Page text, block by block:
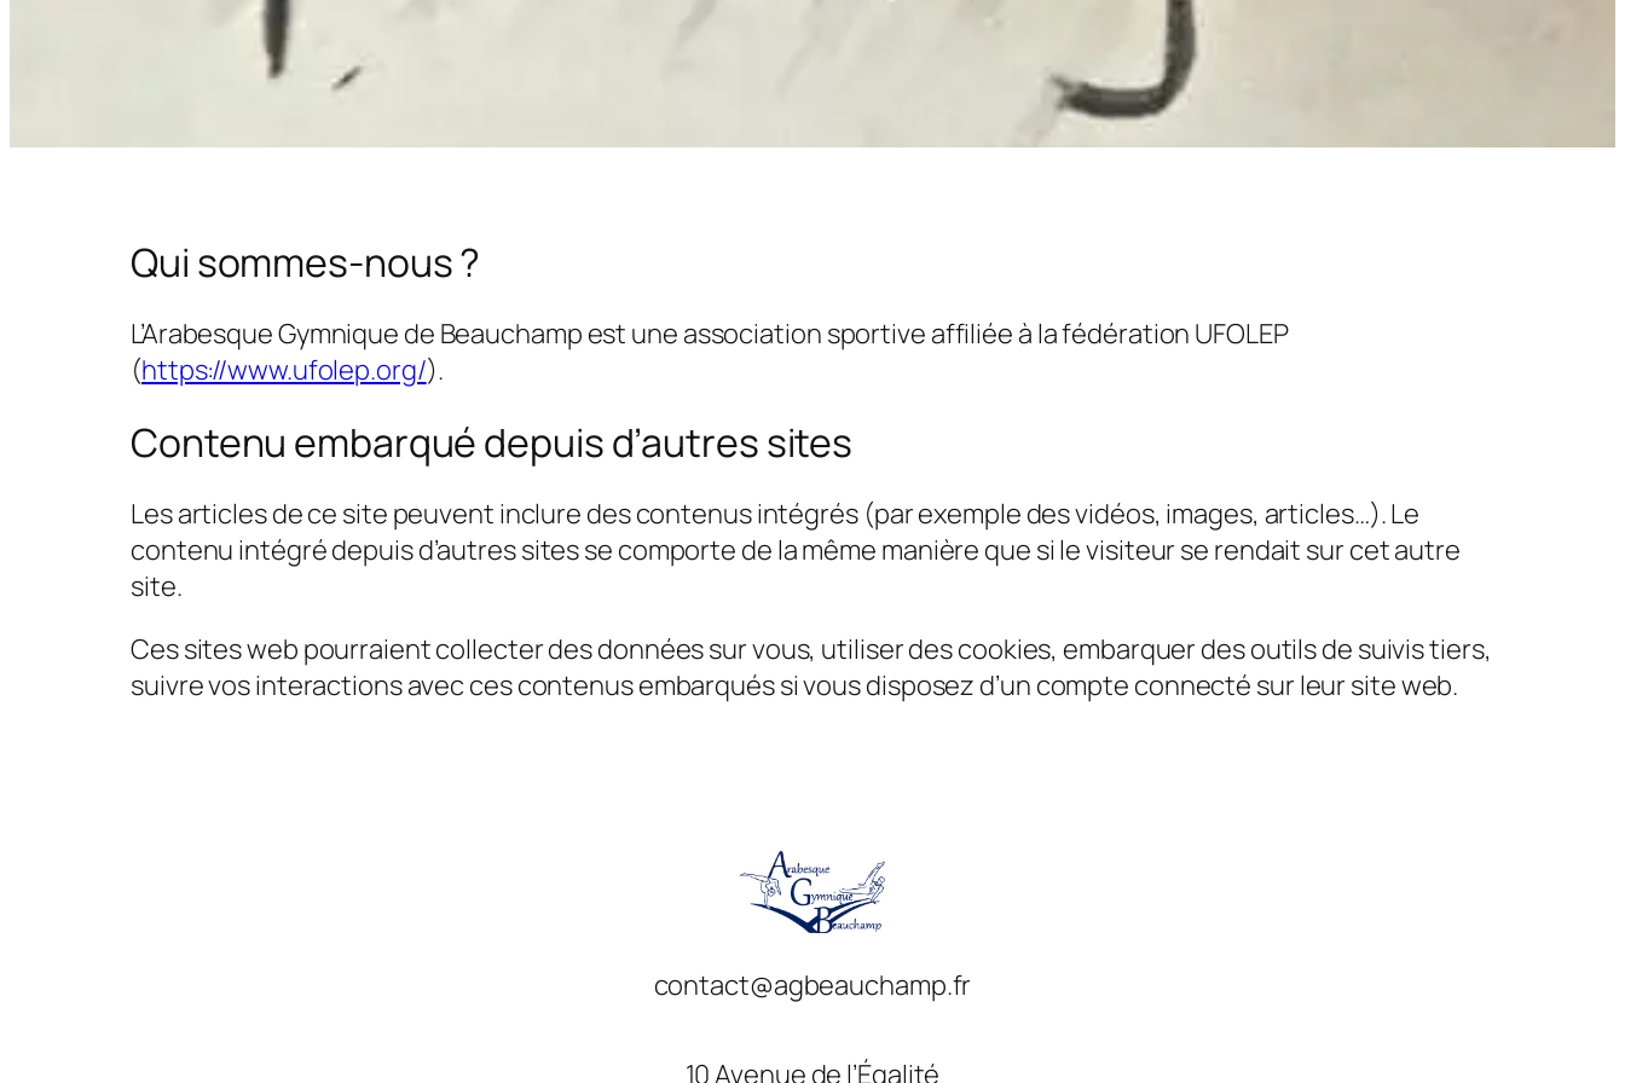
Qui sommes-nous ?
L’Arabesque Gymnique de Beauchamp est une association sportive affiliée à la fédération UFOLEP
(https://www.ufolep.org/).
Contenu embarqué depuis d’autres sites
Les articles de ce site peuvent inclure des contenus intégrés (par exemple des vidéos, images, articles…). Le
contenu intégré depuis d’autres sites se comporte de la même manière que si le visiteur se rendait sur cet autre
site.
Ces sites web pourraient collecter des données sur vous, utiliser des cookies, embarquer des outils de suivis tiers,
suivre vos interactions avec ces contenus embarqués si vous disposez d’un compte connecté sur leur site web.
contact@agbeauchamp.fr
10 Avenue de l’Égalité